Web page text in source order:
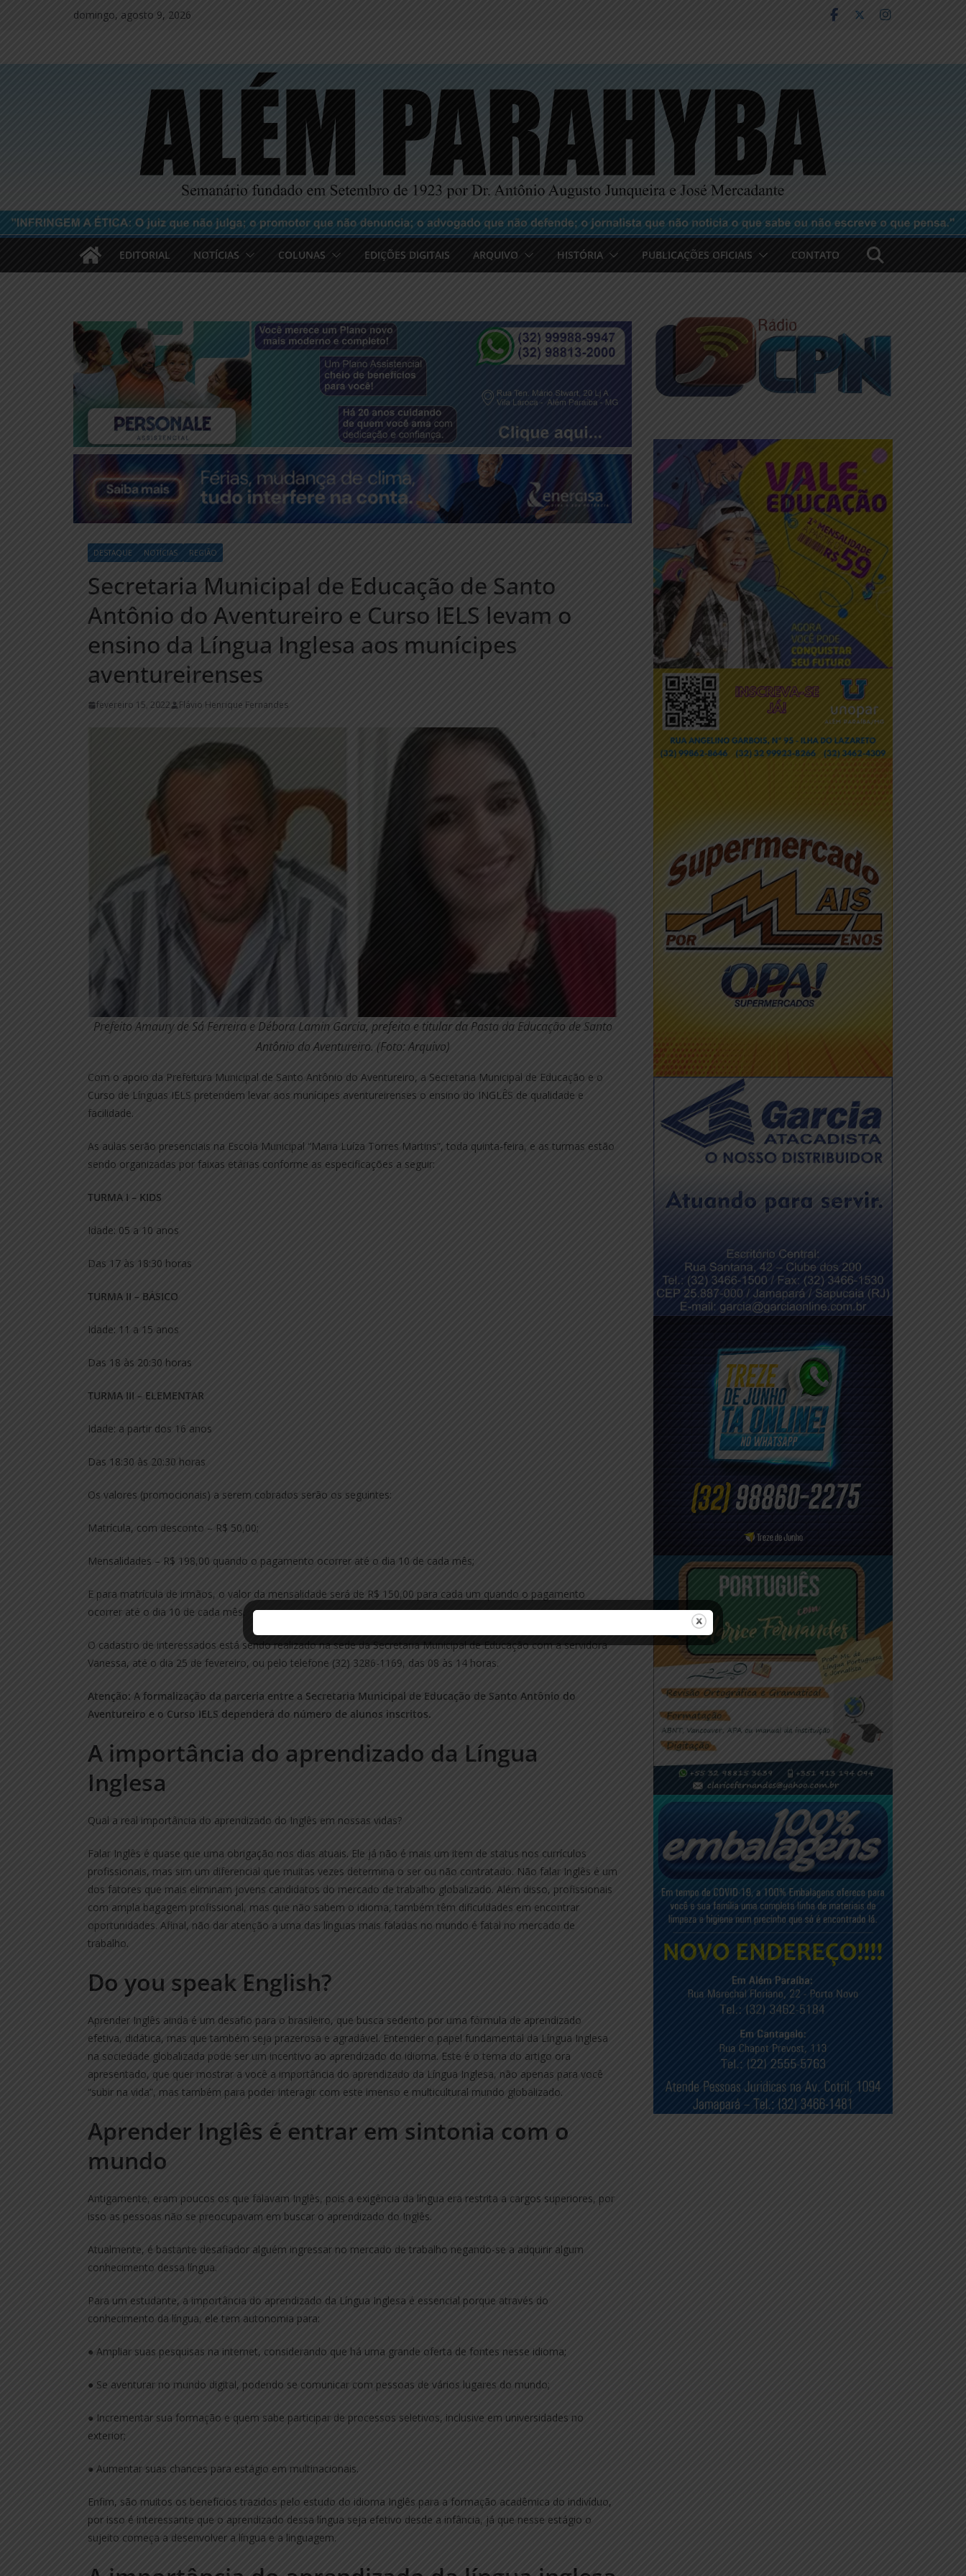
domingo, agosto 9, 2026
EDITORIAL NOTÍCIAS COLUNAS EDIÇÕES DIGITAIS ARQUIVO HISTÓRIA PUBLICAÇÕES OFICIAIS CONTATO
DESTAQUE NOTÍCIAS REGIÃO
Secretaria Municipal de Educação de Santo
Antônio do Aventureiro e Curso IELS levam o
ensino da Língua Inglesa aos munícipes
aventureirenses
fevereiro 15, 2022 Flávio Henrique Fernandes
Prefeito Amaury de Sá Ferreira e Débora Lamin Garcia, prefeito e titular da Pasta da Educação de Santo
Antônio do Aventureiro. (Foto: Arquivo)
Com o apoio da Prefeitura Municipal de Santo Antônio do Aventureiro, a Secretaria Municipal de Educação e o
Curso de Línguas IELS pretendem levar aos munícipes aventureirenses o ensino do INGLÊS de qualidade e
facilidade.
As aulas serão presenciais na Escola Municipal “Maria Luíza Torres Martins”, toda quinta-feira, e as turmas estão
sendo organizadas por faixas etárias conforme as especificações a seguir:
TURMA I – KIDS
Idade: 05 a 10 anos
Das 17 às 18:30 horas
TURMA II – BÁSICO
Idade: 11 a 15 anos
Das 18 às 20:30 horas
TURMA III – ELEMENTAR
Idade: a partir dos 16 anos
Das 18:30 às 20:30 horas
Os valores (promocionais) a serem cobrados serão os seguintes:
Matrícula, com desconto – R$ 50,00;
Mensalidades – R$ 198,00 quando o pagamento ocorrer até o dia 10 de cada mês;
E para matrícula de irmãos, o valor da mensalidade será de R$ 150,00 para cada um quando o pagamento
ocorrer até o dia 10 de cada mês.
O cadastro de interessados está sendo realizado na sede da Secretaria Municipal de Educação com a servidora
Vanessa, até o dia 25 de fevereiro, ou pelo telefone (32) 3286-1169, das 08 às 14 horas.
Atenção: A formalização da parceria entre a Secretaria Municipal de Educação de Santo Antônio do
Aventureiro e o Curso IELS dependerá do número de alunos inscritos.
A importância do aprendizado da Língua
Inglesa
Qual a real importância do aprendizado do Inglês em nossas vidas?
Falar Inglês é quase que uma obrigação nos dias atuais. Ele já não é mais um item de status nos currículos
profissionais, mas sim um diferencial que muitas vezes determina o ser ou não contratado. Não falar Inglês é um
dos fatores que mais eliminam jovens candidatos do mercado de trabalho globalizado. Além disso, profissionais
com ampla bagagem profissional, mas que não sabem o idioma, também têm dificuldades em encontrar
oportunidades. Afinal, não dar atenção a uma das línguas mais faladas no mundo é fatal no mercado de
trabalho.
Do you speak English?
Aprender Inglês ainda é um desafio para o brasileiro, que busca sedento por uma fórmula de aprendizado
efetiva, didática, mas que também seja prazerosa e agradável. Entender o papel fundamental da Língua Inglesa
na sociedade globalizada pode ser um incentivo ao aprendizado do idioma. Este é o tema do artigo ora
apresentado, que quer mostrar a você a importância do aprendizado da Língua Inglesa, não apenas para você
“subir na vida”, mas também para poder interagir com este imenso e multicultural mundo globalizado.
Aprender Inglês é entrar em sintonia com o
mundo
Antigamente, eram poucos os que falavam Inglês, pois a exigência da língua era restrita a cargos superiores, por
isso as pessoas não se preocupavam em buscar o aprendizado do Inglês.
Atualmente, é bastante desafiador alguém ingressar no mercado de trabalho negando-se a adquirir algum
conhecimento dessa língua.
Para um estudante, a importância do aprendizado da Língua Inglesa é essencial porque através do
conhecimento da língua, ele tem autonomia para:
● Ampliar suas pesquisas na internet, considerando que há uma grande oferta de fontes nesse idioma;
● Se aventurar no mundo digital, podendo se comunicar com pessoas de vários lugares do mundo;
● Incrementar sua formação e quem sabe participar de processos seletivos, inclusive em universidades no
exterior;
● Aumentar suas chances para estágio em multinacionais.
Enfim, são muitos os benefícios trazidos pelo estudo do idioma Inglês para a formação acadêmica do indivíduo,
por isso é interessante que o aprendizado dessa língua seja efetivo desde a infância, já que nesse estágio o
sujeito começa a desenvolver a língua e a linguagem.